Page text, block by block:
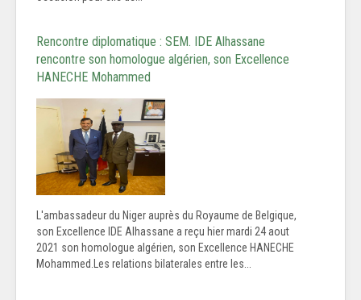
Rencontre diplomatique : SEM. IDE Alhassane
rencontre son homologue algérien, son Excellence
HANECHE Mohammed
L'ambassadeur du Niger auprès du Royaume de Belgique,
son Excellence IDE Alhassane a reçu hier mardi 24 aout
2021 son homologue algérien, son Excellence HANECHE
Mohammed.Les relations bilaterales entre les...